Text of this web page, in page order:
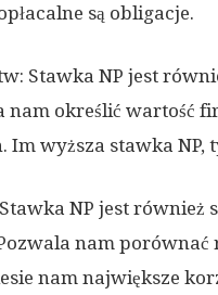
są obligacje.
Stawka NP jest
nam określić wartość
Im wyższa stawka NP,
NP jest
nam
nam największe